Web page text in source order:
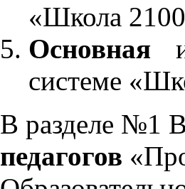
«Школа
Основная
системе
В разделе №1
педагогов